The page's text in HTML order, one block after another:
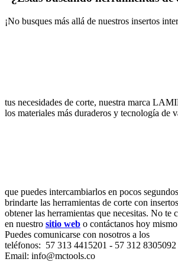
¡No busques más allá de nuestros insertos
tus necesidades de corte, nuestra marca
los materiales más duraderos y tecnologí­a de
que puedes intercambiarlos en pocos
brindarte las herramientas de corte con
obtener las herramientas que necesitas. No
en nuestro sitio web o contáctanos hoy
Puedes comunicarse con nosotros a los
teléfonos: 57 313 4415201 - 57 312 8305092
Email: info@mctools.co